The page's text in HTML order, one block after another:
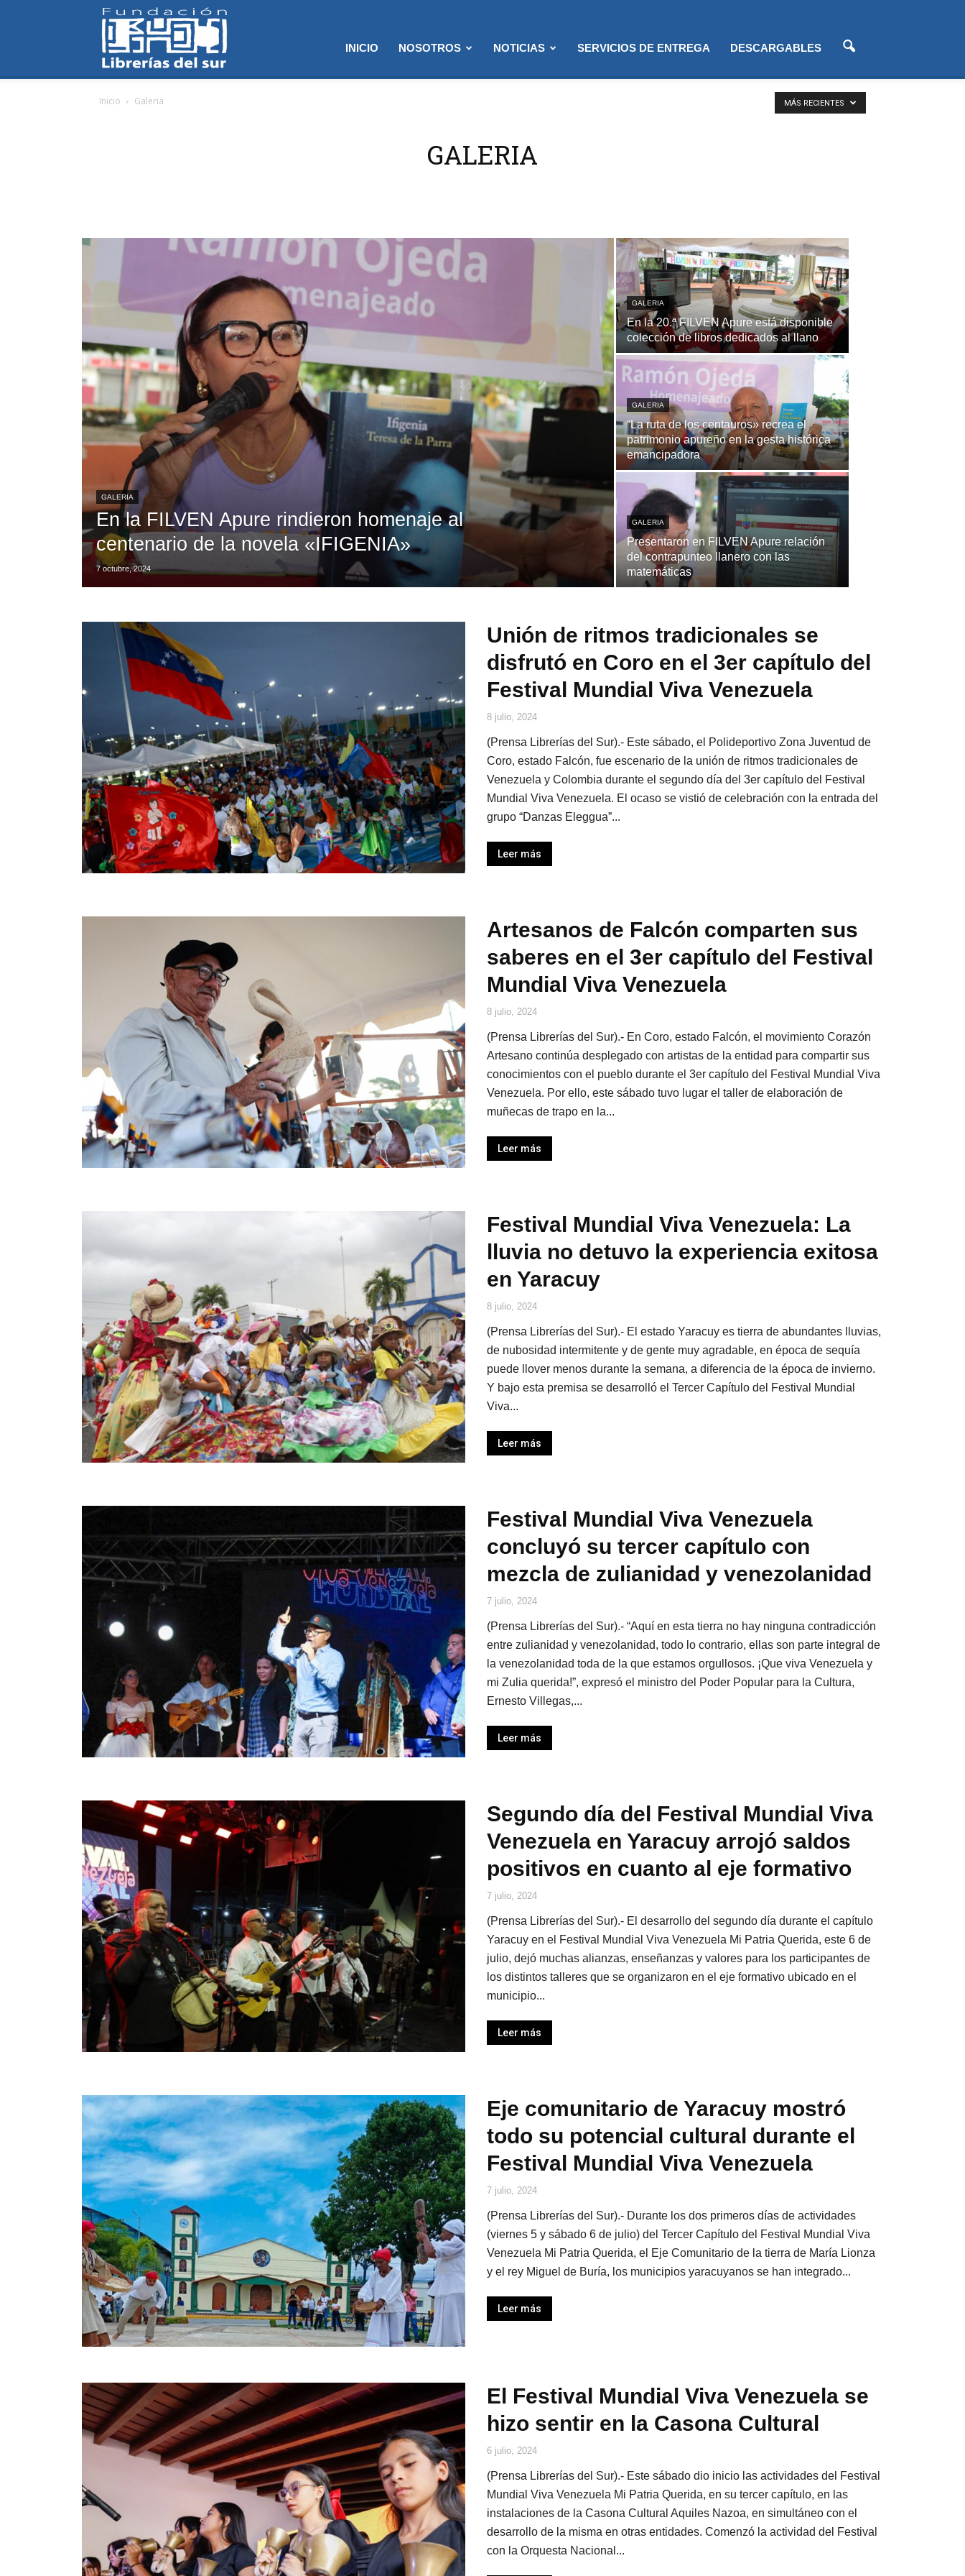
INICIO NOSOTROS NOTICIAS SERVICIOS DE ENTREGA DESCARGABLES
Inicio Galeria
GALERIA
MÁS RECIENTES
GALERIA
En la FILVEN Apure rindieron homenaje al
centenario de la novela «IFIGENIA»
7 octubre, 2024
GALERIA
En la 20.ª FILVEN Apure está disponible
colección de libros dedicados al llano
GALERIA
“La ruta de los centauros» recrea el
patrimonio apureño en la gesta histórica
emancipadora
GALERIA
Presentaron en FILVEN Apure relación
del contrapunteo llanero con las
matemáticas
Unión de ritmos tradicionales se
disfrutó en Coro en el 3er capítulo del
Festival Mundial Viva Venezuela
8 julio, 2024
(Prensa Librerías del Sur).- Este sábado, el Polideportivo Zona Juventud de
Coro, estado Falcón, fue escenario de la unión de ritmos tradicionales de
Venezuela y Colombia durante el segundo día del 3er capítulo del Festival
Mundial Viva Venezuela. El ocaso se vistió de celebración con la entrada del
grupo “Danzas Eleggua”...
Leer más
Artesanos de Falcón comparten sus
saberes en el 3er capítulo del Festival
Mundial Viva Venezuela
8 julio, 2024
(Prensa Librerías del Sur).- En Coro, estado Falcón, el movimiento Corazón
Artesano continúa desplegado con artistas de la entidad para compartir sus
conocimientos con el pueblo durante el 3er capítulo del Festival Mundial Viva
Venezuela. Por ello, este sábado tuvo lugar el taller de elaboración de
muñecas de trapo en la...
Leer más
Festival Mundial Viva Venezuela: La
lluvia no detuvo la experiencia exitosa
en Yaracuy
8 julio, 2024
(Prensa Librerías del Sur).- El estado Yaracuy es tierra de abundantes lluvias,
de nubosidad intermitente y de gente muy agradable, en época de sequía
puede llover menos durante la semana, a diferencia de la época de invierno.
Y bajo esta premisa se desarrolló el Tercer Capítulo del Festival Mundial
Viva...
Leer más
Festival Mundial Viva Venezuela
concluyó su tercer capítulo con
mezcla de zulianidad y venezolanidad
7 julio, 2024
(Prensa Librerías del Sur).- “Aquí en esta tierra no hay ninguna contradicción
entre zulianidad y venezolanidad, todo lo contrario, ellas son parte integral de
la venezolanidad toda de la que estamos orgullosos. ¡Que viva Venezuela y
mi Zulia querida!”, expresó el ministro del Poder Popular para la Cultura,
Ernesto Villegas,...
Leer más
Segundo día del Festival Mundial Viva
Venezuela en Yaracuy arrojó saldos
positivos en cuanto al eje formativo
7 julio, 2024
(Prensa Librerías del Sur).- El desarrollo del segundo día durante el capítulo
Yaracuy en el Festival Mundial Viva Venezuela Mi Patria Querida, este 6 de
julio, dejó muchas alianzas, enseñanzas y valores para los participantes de
los distintos talleres que se organizaron en el eje formativo ubicado en el
municipio...
Leer más
Eje comunitario de Yaracuy mostró
todo su potencial cultural durante el
Festival Mundial Viva Venezuela
7 julio, 2024
(Prensa Librerías del Sur).- Durante los dos primeros días de actividades
(viernes 5 y sábado 6 de julio) del Tercer Capítulo del Festival Mundial Viva
Venezuela Mi Patria Querida, el Eje Comunitario de la tierra de María Lionza
y el rey Miguel de Buría, los municipios yaracuyanos se han integrado...
Leer más
El Festival Mundial Viva Venezuela se
hizo sentir en la Casona Cultural
6 julio, 2024
(Prensa Librerías del Sur).- Este sábado dio inicio las actividades del Festival
Mundial Viva Venezuela Mi Patria Querida, en su tercer capítulo, en las
instalaciones de la Casona Cultural Aquiles Nazoa, en simultáneo con el
desarrollo de la misma en otras entidades. Comenzó la actividad del Festival
con la Orquesta Nacional...